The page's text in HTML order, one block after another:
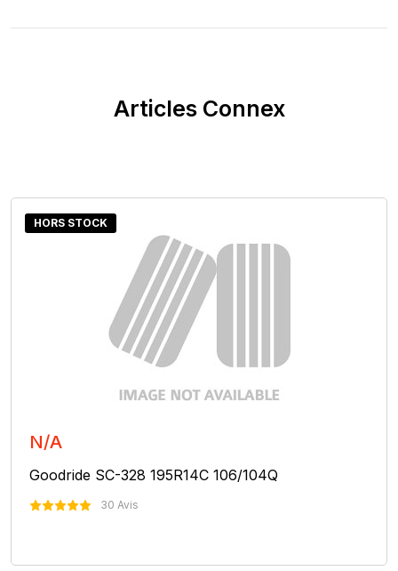
Articles Connex
HORS STOCK
N/A
Goodride SC-328 195R14C 106/104Q
30 Avis